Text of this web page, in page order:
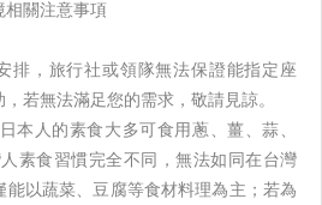
相關注意事項
排，旅行社或領隊無法保證能指定座
若無法滿足您的需求，敬請見諒。
本人的素食大多可食用蔥、薑、蒜、
素食習慣完全不同，無法如同在台灣
能以蔬菜、豆腐等食材料理為主；若為